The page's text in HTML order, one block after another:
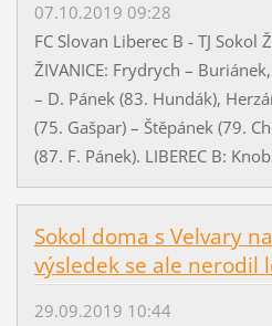
07.10.2019 09:28
FC Slovan Liberec B - TJ Sokol
ŽIVANICE: Frydrych –
– D. Pánek (83. Hundák),
(75. Gašpar) – Štěpánek (79.
(87. F. Pánek). LIBEREC B:
Sokol doma s Velvary
výsledek se ale nerodil
29.09.2019 10:44